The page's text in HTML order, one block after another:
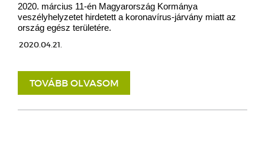
2020. március 11-én Magyarország Kormánya
veszélyhelyzetet hirdetett a koronavírus-járvány miatt az
ország egész területére.
2020.04.21.
TOVÁBB OLVASOM